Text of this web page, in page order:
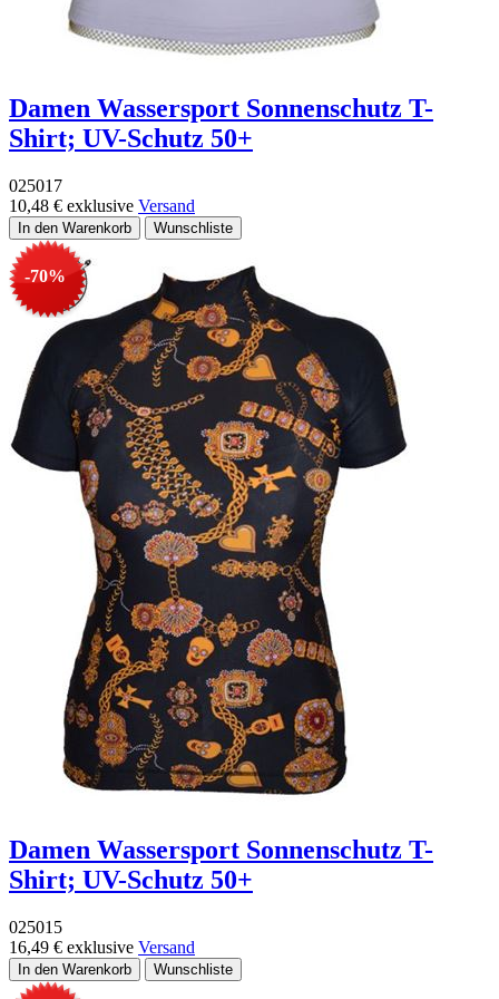
Damen Wassersport Sonnenschutz T-
Shirt; UV-Schutz 50+
025017
10,48 € exklusive Versand
-70%
Damen Wassersport Sonnenschutz T-
Shirt; UV-Schutz 50+
025015
16,49 € exklusive Versand